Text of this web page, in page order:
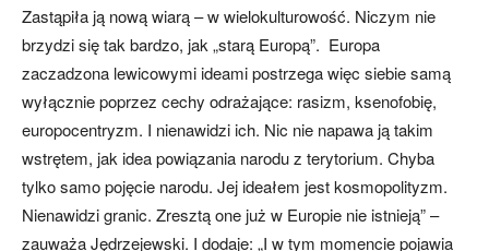
Zastąpiła ją nową wiarą – w wielokulturowość. Niczym nie
brzydzi się tak bardzo, jak „starą Europą”. Europa
zaczadzona lewicowymi ideami postrzega więc siebie samą
wyłącznie poprzez cechy odrażające: rasizm, ksenofobię,
europocentryzm. I nienawidzi ich. Nic nie napawa ją takim
wstrętem, jak idea powiązania narodu z terytorium. Chyba
tylko samo pojęcie narodu. Jej ideałem jest kosmopolityzm.
Nienawidzi granic. Zresztą one już w Europie nie istnieją” –
zauważa Jędrzejewski. I dodaje: „I w tym momencie pojawia